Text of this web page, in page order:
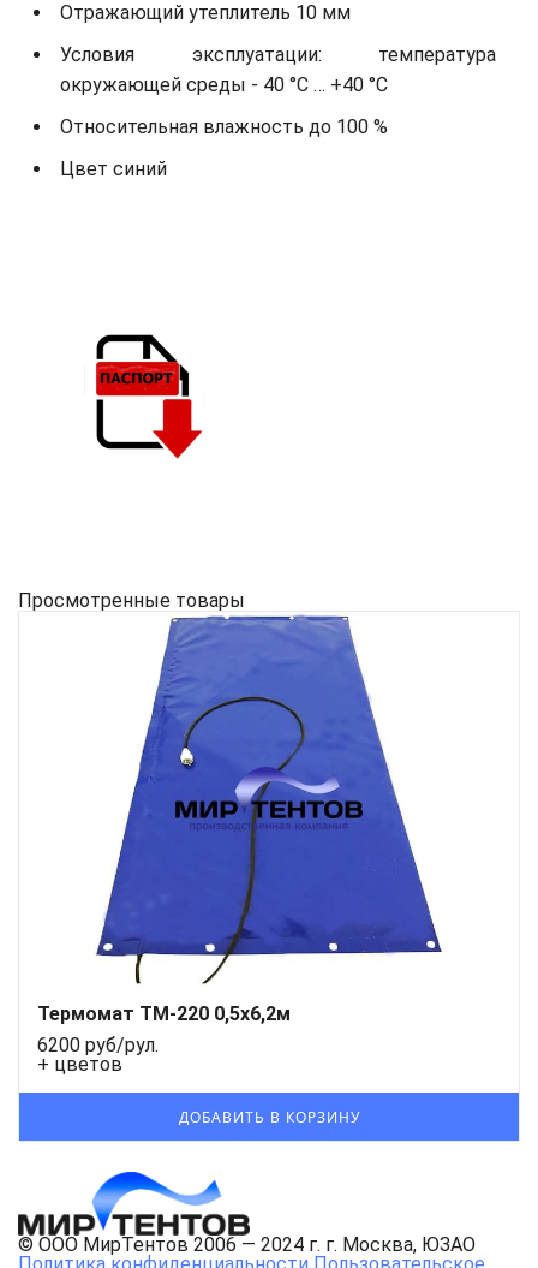
Отражающий утеплитель 10 мм
Условия эксплуатации: температура
окружающей среды - 40 °С … +40 °С
Относительная влажность до 100 %
Цвет синий
Просмотренные товары
Термомат ТМ-220 0,5x6,2м
6200 руб/рул.
+ цветов
© ООО МирТентов 2006 — 2024 г. г. Москва, ЮЗАО